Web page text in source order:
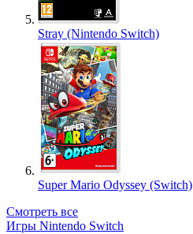
Stray (Nintendo Switch)
Super Mario Odyssey (Switch)
Смотреть все
Игры Nintendo Switch